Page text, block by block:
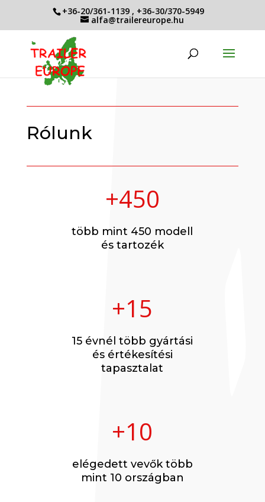
+36-20/361-1139 , +36-30/370-5949
alfa@trailereurope.hu
Rólunk
+450
több mint 450 modell
és tartozék
+15
15 évnél több gyártási
és értékesítési
tapasztalat
+10
elégedett vevők több
mint 10 országban